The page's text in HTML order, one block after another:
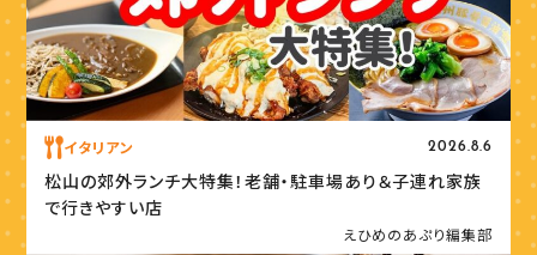
イタリアン 2026.8.6
松山の郊外ランチ大特集！老舗・駐車場あり＆子連れ家族
で行きやすい店
えひめのあぷり編集部